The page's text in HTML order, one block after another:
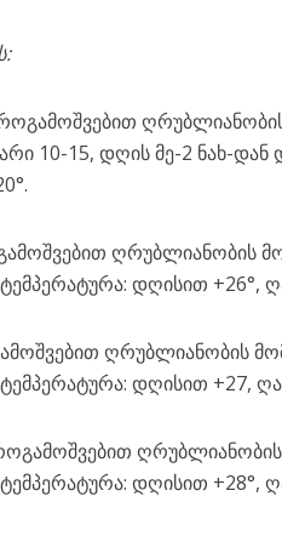
10-15, დღის მე-2 ნახ-
ღრუბლიანობის
ტემპერატურა: დღისით +26°,
ღრუბლიანობის
ტემპერატურა: დღისით +27,
ღრუბლიანობის
ტემპერატურა: დღისით +28°,